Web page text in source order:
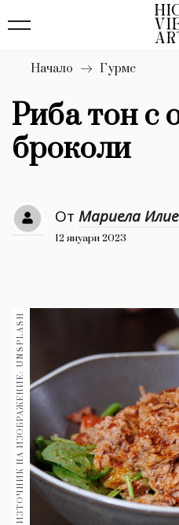
Бизнес
Мода
Dialogue
Изкуство
4338
Красота
777
Книги
30+ 1970
Гурме
Пътувай
237
Здраве 389
Начало Гурме
Риба тон с
броколи
От Мариела
12 януари 2023
ИЗТОЧНИК НА ИЗОБРАЖЕНИЕ: UNSPLASH